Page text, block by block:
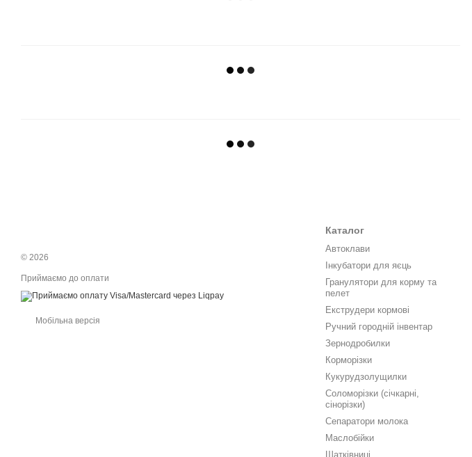
© 2026
Приймаємо до оплати
Мобільна версія
Каталог
Автоклави
Інкубатори для яєць
Гранулятори для корму та
пелет
Екструдери кормові
Ручний городній інвентар
Зернодробилки
Корморізки
Кукурудзолущилки
Соломорізки (січкарні,
сінорізки)
Сепаратори молока
Маслобійки
Шатківниці